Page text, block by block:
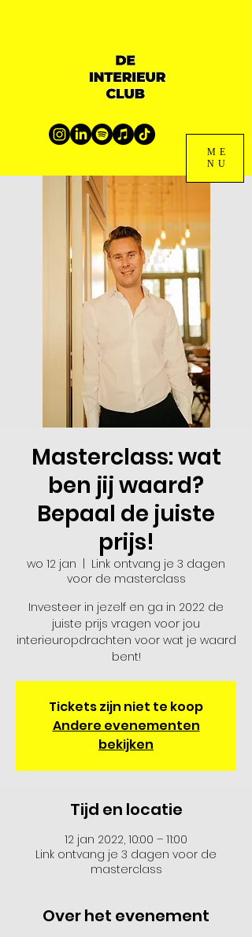
ME
NU
Masterclass: wat
ben jij waard?
Bepaal de juiste
prijs!
wo 12 jan
Link ontvang je 3 dagen
voor de masterclass
Investeer in jezelf en ga in 2022 de
juiste prijs vragen voor jou
interieuropdrachten voor wat je waard
bent!
Tickets zijn niet te koop
Andere evenementen
bekijken
Tijd en locatie
12 jan 2022, 10:00 – 11:00
Link ontvang je 3 dagen voor de
masterclass
Over het evenement